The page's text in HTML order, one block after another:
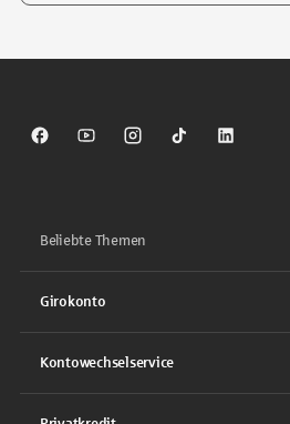
Sparkasse auf Facebook
Sparkasse auf Youtube
Sparkasse auf Instagram
Sparkasse auf
Beliebte Themen
Girokonto
Kontowechselservice